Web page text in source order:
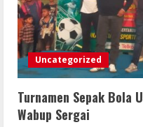
Uncategorized
Turnamen Sepak Bola
Wabup Sergai